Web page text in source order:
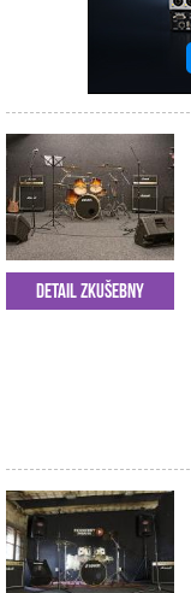
Detail zkušebny